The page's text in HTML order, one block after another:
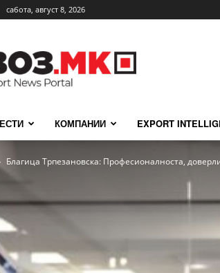
сабота, август 8, 2026
КОМПАНИИ EXPORT
Благица Трпезановска: Професионалноста,